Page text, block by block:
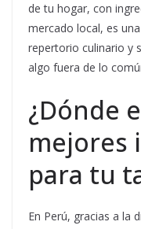
de tu hogar, con
mercado local, es
repertorio culinario y
algo fuera de lo
¿Dónde
mejores
para tu
En Perú, gracias a la